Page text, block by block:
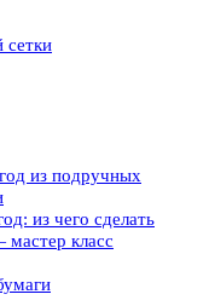
сетки
из подручных
из чего сделать
класс